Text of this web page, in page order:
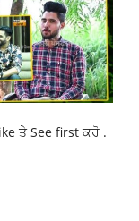
ਤੇ See first ਕਰੋ .